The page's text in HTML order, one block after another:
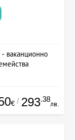
ваканционно
€ / 293.38
лв.